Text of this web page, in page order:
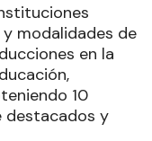
modalidades de
en la
10
destacados y